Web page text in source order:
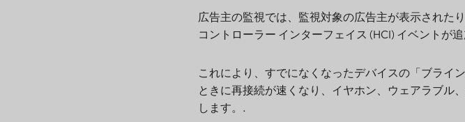
広告主の監視では、監視対象の広告主が表示された
コントローラー インターフェイス (HCI) イベントが
これにより、すでになくなったデバイスの「ブライ
ときに再接続が速くなり、イヤホン、ウェアラブル
します。.